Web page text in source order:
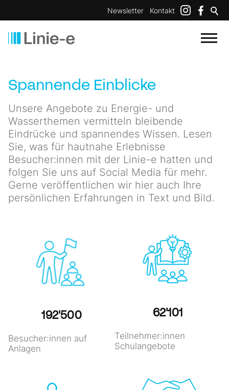
Newsletter Kontakt
Spannende Einblicke
Unsere Angebote zu Energie- und
Wasserthemen vermitteln bleibende
Eindrücke und spannendes Wissen. Lesen
Sie, was für hautnahe Erlebnisse
Besucher:innen mit der Linie-e hatten und
folgen Sie uns auf Social Media für mehr.
Gerne veröffentlichen wir hier auch Ihre
persönlichen Erfahrungen in Text und Bild.
193'896
Besucher:innen auf
Anlagen
62'551
Teilnehmer:innen
Schulangebote